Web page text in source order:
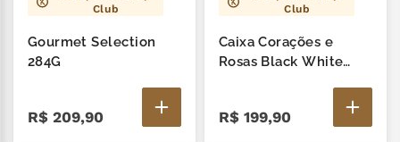
Club
Gourmet Selection
284G
R$ 209,90
Club
Caixa Corações e
Rosas Black White
R$ 199,90